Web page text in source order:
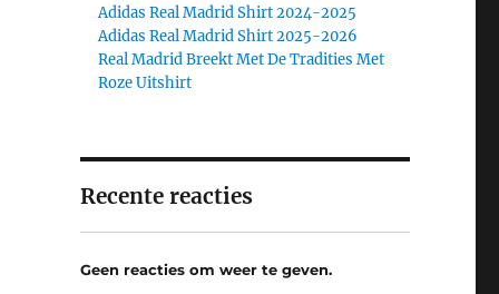
Adidas Real Madrid Shirt 2024-2025
Adidas Real Madrid Shirt 2025-2026
Real Madrid Breekt Met De Tradities Met
Roze Uitshirt
Recente reacties
Geen reacties om weer te geven.